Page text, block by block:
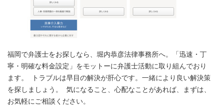
福岡で弁護士をお探しなら、堀内恭彦法律事務所へ。「迅速・丁
寧・明確な料金設定」をモットーに弁護士活動に取り組んでおり
ます。 トラブルは早目の解決が肝心です。一緒により良い解決策
を探しましょう。 気になること、心配なことがあれば、まずは、
お気軽にご相談ください。